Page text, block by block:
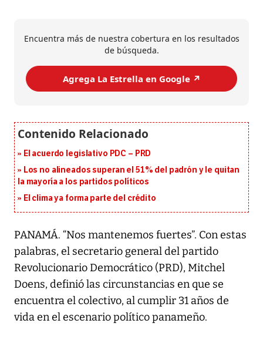
Encuentra más de nuestra cobertura en los resultados
de búsqueda.
Agrega La Estrella en Google ↗️
El acuerdo legislativo PDC – PRD
Los no alineados superan el 51% del padrón y le quitan
la mayoría a los partidos políticos
El clima ya forma parte del crédito
PANAMÁ. “Nos mantenemos fuertes”. Con estas
palabras, el secretario general del partido
Revolucionario Democrático (PRD), Mitchel
Doens, definió las circunstancias en que se
encuentra el colectivo, al cumplir 31 años de
vida en el escenario político panameño.